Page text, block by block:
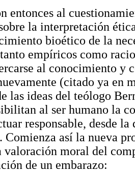
entonces al
la interpretación
bioético de la
empíricos como
al conocimiento y
(citado ya en
las ideas del teólogo
al ser humano la
responsable, desde
Comienza así la nueva
valoración moral del
de un embarazo: